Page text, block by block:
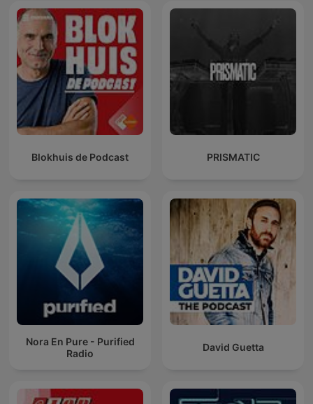
Blokhuis de Podcast PRISMATIC
Nora En Pure - Purified
Radio
David Guetta